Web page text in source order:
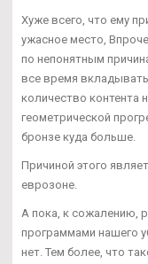
Хуже всего, что ему
ужасное место,
по непонятным
все время
количество контента
геометрической
бронзе куда больше.
Причиной этого
еврозоне.
А пока, к сожалению,
программами нашего
нет. Тем более, что